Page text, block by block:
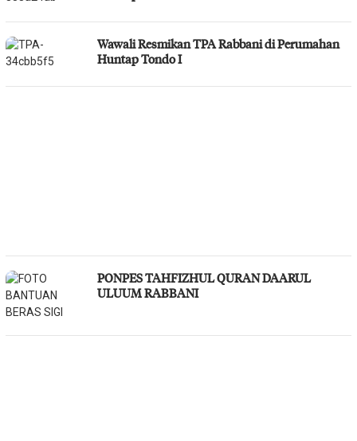
Wawali Resmikan TPA Rabbani di Perumahan
Huntap Tondo I
PONPES TAHFIZHUL QURAN DAARUL
ULUUM RABBANI